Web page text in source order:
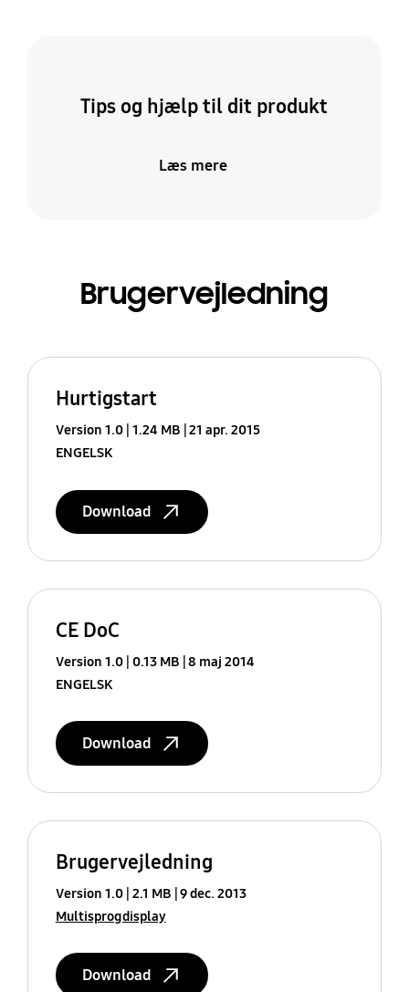
Tips og hjælp til dit produkt
Læs mere
Brugervejledning
Hurtigstart
Version 1.0 1.24 MB 21 apr. 2015
ENGELSK
Download
CE DoC
Version 1.0 0.13 MB 8 maj 2014
ENGELSK
Download
Brugervejledning
Version 1.0 2.1 MB 9 dec. 2013
Multisprogdisplay
Download